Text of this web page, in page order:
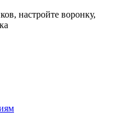
настройте воронку,